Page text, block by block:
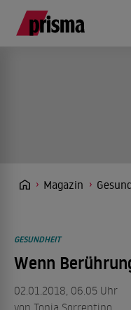
Magazin
GESUNDHEIT
Wenn
02.01.2018, 06.05 Uhr
von Tonia Sorrentino